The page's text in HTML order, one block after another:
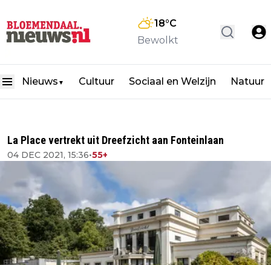
18°C
Bewolkt
Nieuws ▼ Cultuur Sociaal en Welzijn Natuur
La Place vertrekt uit Dreefzicht aan Fonteinlaan
04 DEC 2021, 15:36•55+